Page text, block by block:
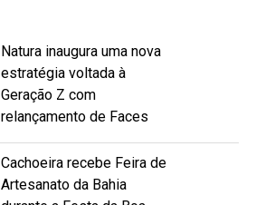
Natura inaugura uma nova
estratégia voltada à
Geração Z com
relançamento de Faces
Cachoeira recebe Feira de
Artesanato da Bahia